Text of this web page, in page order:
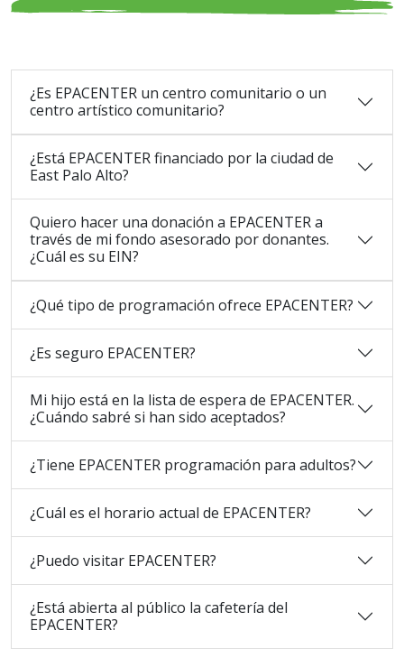
¿Es EPACENTER un centro comunitario o un
centro artístico comunitario?
¿Está EPACENTER financiado por la ciudad de
East Palo Alto?
Quiero hacer una donación a EPACENTER a
través de mi fondo asesorado por donantes.
¿Cuál es su EIN?
¿Qué tipo de programación ofrece EPACENTER?
¿Es seguro EPACENTER?
Mi hijo está en la lista de espera de EPACENTER.
¿Cuándo sabré si han sido aceptados?
¿Tiene EPACENTER programación para adultos?
¿Cuál es el horario actual de EPACENTER?
¿Puedo visitar EPACENTER?
¿Está abierta al público la cafetería del
EPACENTER?